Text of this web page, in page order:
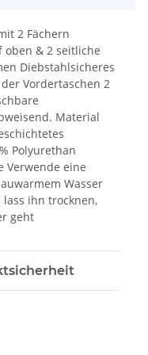
2 Fächern
oben & 2 seitliche
Diebstahlsicheres
Vordertaschen 2
Material
Polyurethan
Verwende eine
Wasser
ihn trocknen,
geht